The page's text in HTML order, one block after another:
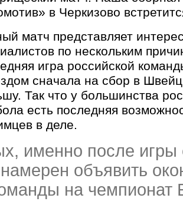
в Черкизово
матч представляет
по нескольким
игра российской
сначала на сбор в
Так что у большинства
есть последняя
в деле.
именно после игры
объявить
на чемпионат